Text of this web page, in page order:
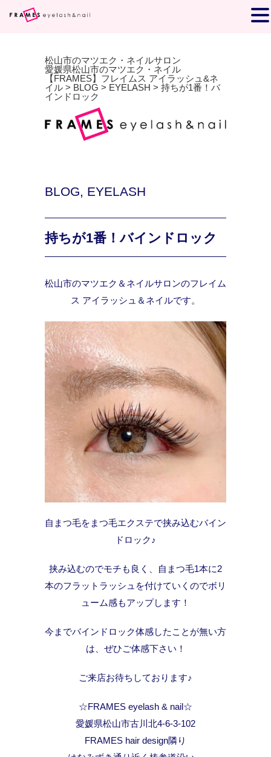
松山市のマツエク・ネイルサロン
愛媛県松山市のマツエク・ネイル
【FRAMES】フレイムス アイラッシュ&ネ
イル > BLOG > EYELASH > 持ちが1番！バ
インドロック
BLOG, EYELASH
持ちが1番！バインドロック
松山市のマツエク＆ネイルサロンのフレイム
ス アイラッシュ＆ネイルです。
自まつ毛をまつ毛エクステで挟み込むバイン
ドロック♪
挟み込むのでモチも良く、自まつ毛1本に2
本のフラットラッシュを付けていくのでボリ
ューム感もアップします！
今までバインドロック体感したことが無い方
は、ぜひご体感下さい！
ご来店お待ちしております♪
☆FRAMES eyelash & nail☆
愛媛県松山市古川北4-6-3-102
FRAMES hair design隣り